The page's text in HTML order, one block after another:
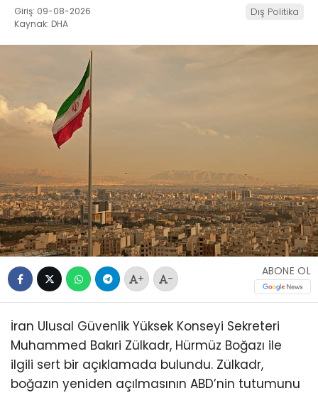
Giriş: 09-08-2026
Kaynak: DHA
Dış Politika
+ -
ABONE OL
İran Ulusal Güvenlik Yüksek Konseyi Sekreteri
Muhammed Bakıri Zülkadr, Hürmüz Boğazı ile
ilgili sert bir açıklamada bulundu. Zülkadr,
boğazın yeniden açılmasının ABD’nin tutumunu